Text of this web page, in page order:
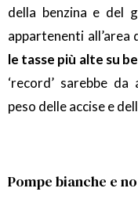
della benzina e del
appartenenti all’area
le tasse più alte su
‘record’ sarebbe
peso delle accise e
Pompe bianche e